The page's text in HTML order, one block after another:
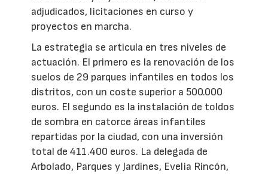
adjudicados, licitaciones en curso y
proyectos en marcha.
La estrategia se articula en tres niveles de
actuación. El primero es la renovación de los
suelos de 29 parques infantiles en todos los
distritos, con un coste superior a 500.000
euros. El segundo es la instalación de toldos
de sombra en catorce áreas infantiles
repartidas por la ciudad, con una inversión
total de 411.400 euros. La delegada de
Arbolado, Parques y Jardines, Evelia Rincón,